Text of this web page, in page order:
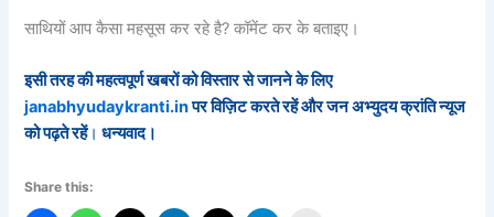
साथियों आप कैसा महसूस कर रहे है? कॉमेंट कर के बताइए।
इसी तरह की महत्वपूर्ण खबरों को विस्तार से जानने के लिए
janabhyudaykranti.inपर विज़िट करते रहें और जन अभ्युदय क्रांति न्यूज
को पढ़ते रहें। धन्यवाद।
Share this: